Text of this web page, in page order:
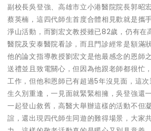
副校長吳登強、高雄市立小港醫院院長郭昭
蔡英楠，這四代師生首度合體相見歡就是攜
淨山活動，而劉宏文教授雖已82歲，仍有在
醫院及安泰醫院看診，而且門診經常是額滿
他的論文指導教授劉宏文是他最感念的恩師
送禮並且致電關心，但因為他跟老師都很忙
工作，但他和恩師已有超過5年沒見面，這
生久別重逢，一見面就緊緊相擁，吳登強還
一起登山敘舊，高醫大舉辦這樣的活動不但
誼，還出現四代師生同遊的難得場景，大家